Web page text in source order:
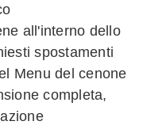
all'interno dello
spostamenti
Menu del cenone
completa,